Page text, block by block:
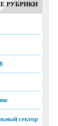
РУБРИКИ
сектор